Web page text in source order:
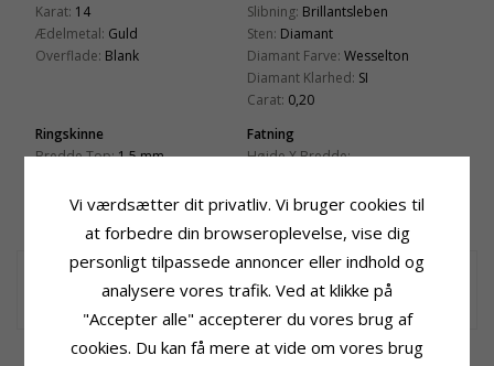
Karat: 14
Ædelmetal: Guld
Overflade: Blank
Slibning: Brillantsleben
Sten: Diamant
Diamant Farve: Wesselton
Diamant Klarhed: SI
Carat: 0,20
Ringskinne
Bredde Top:1,5 mm
Tykkelse Top:2,9 mm
Fatning
Højde X Bredde:
Dybde: 5,8 mm
Solitaireringe
solitairering i 14 karat guld med blank overflade og 1 brillantslebne
diamanter i Wesselton/SI.
RELATEREDE PRODUKTER
Vi værdsætter dit privatliv. Vi bruger cookies til
at forbedre din browseroplevelse, vise dig
personligt tilpassede annoncer eller indhold og
analysere vores trafik. Ved at klikke på
"Accepter alle" accepterer du vores brug af
cookies. Du kan få mere at vide om vores brug